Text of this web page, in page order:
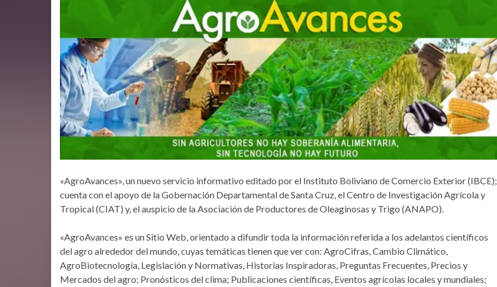
«AgroAvances», un nuevo servicio informativo editado por el Instituto Boliviano de Comercio Exterior (IBCE);
cuenta con el apoyo de la Gobernación Departamental de Santa Cruz, el Centro de Investigación Agrícola y
Tropical (CIAT) y, el auspicio de la Asociación de Productores de Oleaginosas y Trigo (ANAPO).
«AgroAvances» es un Sitio Web, orientado a difundir toda la información referida a los adelantos científicos
del agro alrededor del mundo, cuyas temáticas tienen que ver con: AgroCifras, Cambio Climático,
AgroBiotecnología, Legislación y Normativas, Historias Inspiradoras, Preguntas Frecuentes, Precios y
Mercados del agro; Pronósticos del clima; Publicaciones científicas, Eventos agrícolas locales y mundiales;